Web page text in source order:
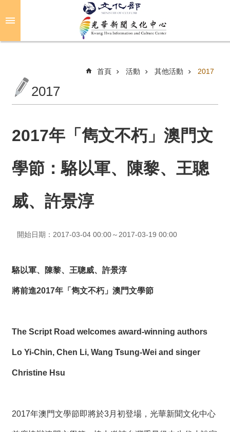
關
光
華
活
光
聞
連
加
之
首頁 活動 其他活動 2017
2017
2017年「雋文不朽」澳門文
學節：駱以軍、陳黎、王聰
威、許景淳
開始日期：2017-03-04 00:00～2017-03-19 00:00
駱以軍、陳黎、王聰威、許景淳
將前進2017年「雋文不朽」澳門文學節
The Script Road welcomes award-winning authors
Lo Yi-Chin, Chen Li, Wang Tsung-Wei and singer
Christine Hsu
2017年澳門文學節即將於3月初登場，光華新聞文化中心